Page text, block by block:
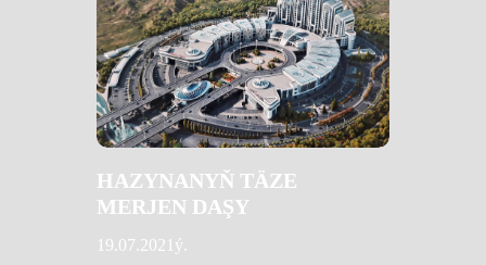
HAZYNANYŇ TÄZE
MERJEN DAŞY
19.07.2021ý.